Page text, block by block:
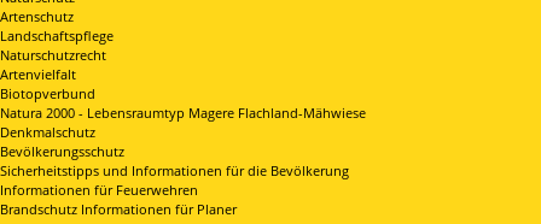
Artenschutz
Landschaftspflege
Naturschutzrecht
Artenvielfalt
Biotopverbund
Natura 2000 - Lebensraumtyp Magere Flachland-Mähwiese
Denkmalschutz
Bevölkerungsschutz
Sicherheitstipps und Informationen für die Bevölkerung
Informationen für Feuerwehren
Brandschutz Informationen für Planer